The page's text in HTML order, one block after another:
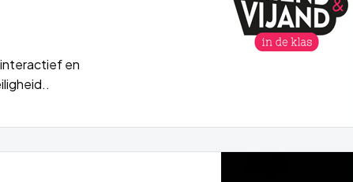
interactief en